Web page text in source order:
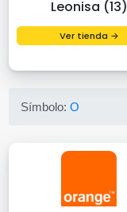
Leonisa (13)
Ver tienda →
Símbolo:O